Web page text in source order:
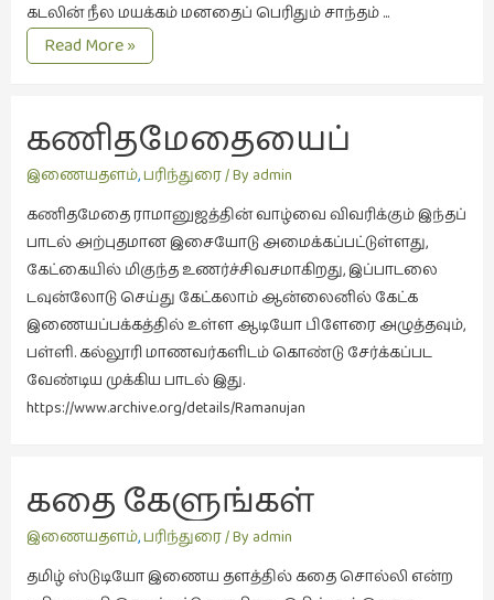
இயற்கை
(34)
(729)
இன்னொரு
கவிதை
உலக
இலக்கியப்
பேருரைகள்
ஊடகம்
கதைகள்
(39)
எனது
கடலின் நீல மயக்கம் மனதைப் பெரிதும் சாந்தம் …
விடுமுறைக்
குறிப்புகள்
Read More »
கணிதமேதையைப்
பற்றிய பாடல்
இணையதளம்,பரிந்துரை/ By admin
கணிதமேதை ராமானுஜத்தின் வாழ்வை விவரிக்கும் இந்தப்
பாடல் அற்புதமான இசையோடு அமைக்கப்பட்டுள்ளது,
கேட்கையில் மிகுந்த உணர்ச்சிவசமாகிறது, இப்பாடலை
டவுன்லோடு செய்து கேட்கலாம் ஆன்லைனில் கேட்க
இணையப்பக்கத்தில் உள்ள ஆடியோ பிளேரை அழுத்தவும்,
பள்ளி. கல்லூரி மாணவர்களிடம் கொண்டு சேர்க்கப்பட
வேண்டிய முக்கிய பாடல் இது.
https://www.archive.org/details/Ramanujan
கதை கேளுங்கள்
இணையதளம்,பரிந்துரை/ By admin
தமிழ் ஸ்டுடியோ இணைய தளத்தில் கதை சொல்லி என்ற